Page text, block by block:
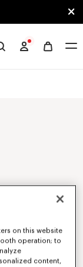
on this website
operation; to
content,